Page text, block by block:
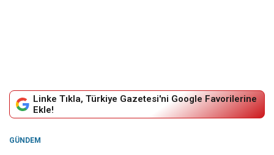
Linke Tıkla, Türkiye Gazetesi'ni Google Favorilerine
Ekle!
GÜNDEM